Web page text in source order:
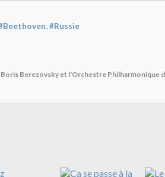
,#Russie
Berezovsky et l'Orchestre Philharmonique